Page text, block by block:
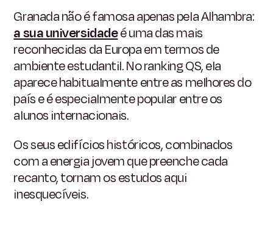
Granada não é famosa apenas pela Alhambra:
a sua universidadeé uma das mais
reconhecidas da Europa em termos de
ambiente estudantil. No ranking QS, ela
aparece habitualmente entre as melhores do
país e é especialmente popular entre os
alunos internacionais.
Os seus edifícios históricos, combinados
com a energia jovem que preenche cada
recanto, tornam os estudos aqui
inesquecíveis.